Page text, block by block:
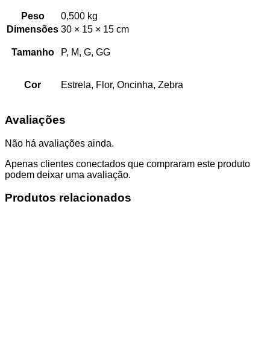
Peso
0,500 kg
Dimensões 30 × 15 × 15 cm
Tamanho P, M, G, GG
Cor Estrela, Flor, Oncinha, Zebra
Avaliações
Não há avaliações ainda.
Apenas clientes conectados que compraram este produto
podem deixar uma avaliação.
Produtos relacionados